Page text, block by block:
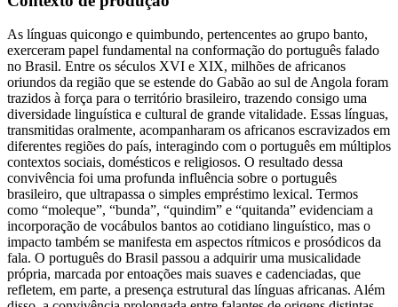
As línguas quicongo e quimbundo, pertencentes ao grupo banto,
exerceram papel fundamental na conformação do português falado
no Brasil. Entre os séculos XVI e XIX, milhões de africanos
oriundos da região que se estende do Gabão ao sul de Angola foram
trazidos à força para o território brasileiro, trazendo consigo uma
diversidade linguística e cultural de grande vitalidade. Essas línguas,
transmitidas oralmente, acompanharam os africanos escravizados em
diferentes regiões do país, interagindo com o português em múltiplos
contextos sociais, domésticos e religiosos. O resultado dessa
convivência foi uma profunda influência sobre o português
brasileiro, que ultrapassa o simples empréstimo lexical. Termos
como “moleque”, “bunda”, “quindim” e “quitanda” evidenciam a
incorporação de vocábulos bantos ao cotidiano linguístico, mas o
impacto também se manifesta em aspectos rítmicos e prosódicos da
fala. O português do Brasil passou a adquirir uma musicalidade
própria, marcada por entoações mais suaves e cadenciadas, que
refletem, em parte, a presença estrutural das línguas africanas. Além